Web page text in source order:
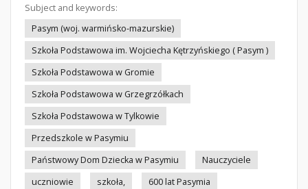
Subject and keywords:
Pasym (woj. warmińsko-mazurskie)
Szkoła Podstawowa im. Wojciecha Kętrzyńskiego ( Pasym )
Szkoła Podstawowa w Gromie
Szkoła Podstawowa w Grzegrzółkach
Szkoła Podstawowa w Tylkowie
Przedszkole w Pasymiu
Państwowy Dom Dziecka w Pasymiu
Nauczyciele
uczniowie
szkoła, 600 lat Pasymia